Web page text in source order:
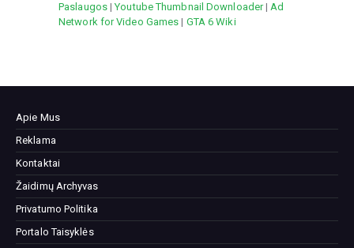
Paslaugos|Youtube Thumbnail Downloader|Ad
Network for Video Games | GTA 6 Wiki
Apie Mus
Reklama
Kontaktai
Žaidimų Archyvas
Privatumo Politika
Portalo Taisyklės